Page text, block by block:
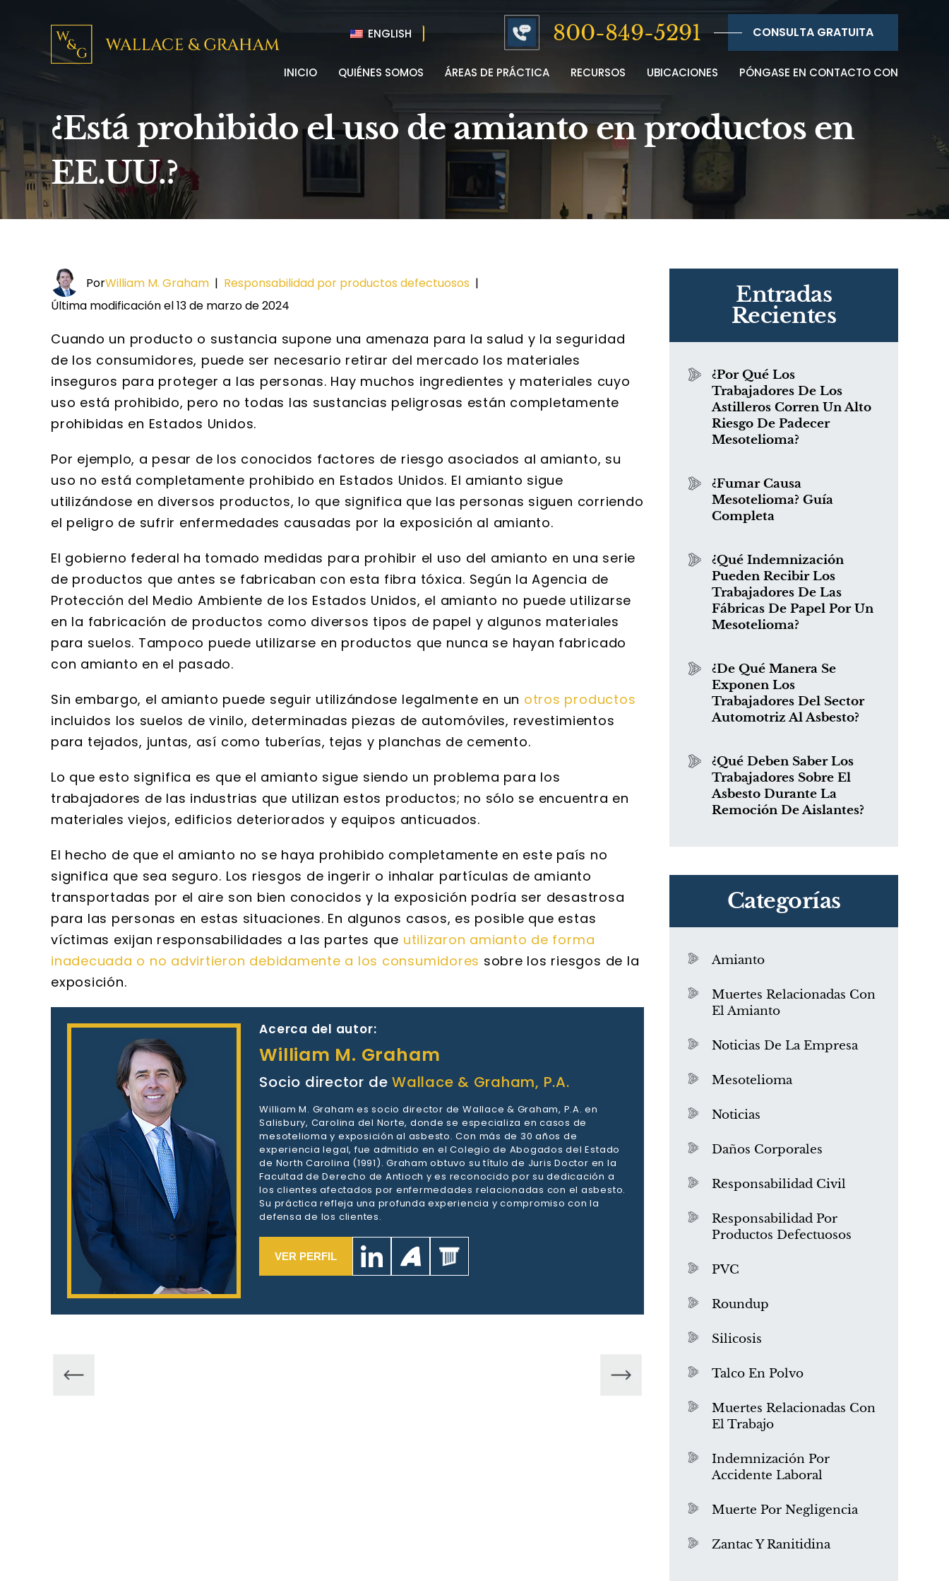
ENGLISH 800-849-5291 CONSULTA GRATUITA
INICIO QUIÉNES SOMOS ÁREAS DE PRÁCTICA RECURSOS UBICACIONES PÓNGASE EN CONTACTO CON
¿Está prohibido el uso de amianto en productos en
EE.UU.?
PorWilliam M. Graham | Responsabilidad por productos defectuosos |
Última modificación el 13 de marzo de 2024
Cuando un producto o sustancia supone una amenaza para la salud y la seguridad
de los consumidores, puede ser necesario retirar del mercado los materiales
inseguros para proteger a las personas. Hay muchos ingredientes y materiales cuyo
uso está prohibido, pero no todas las sustancias peligrosas están completamente
prohibidas en Estados Unidos.
Por ejemplo, a pesar de los conocidos factores de riesgo asociados al amianto, su
uso no está completamente prohibido en Estados Unidos. El amianto sigue
utilizándose en diversos productos, lo que significa que las personas siguen corriendo
el peligro de sufrir enfermedades causadas por la exposición al amianto.
El gobierno federal ha tomado medidas para prohibir el uso del amianto en una serie
de productos que antes se fabricaban con esta fibra tóxica. Según la Agencia de
Protección del Medio Ambiente de los Estados Unidos, el amianto no puede utilizarse
en la fabricación de productos como diversos tipos de papel y algunos materiales
para suelos. Tampoco puede utilizarse en productos que nunca se hayan fabricado
con amianto en el pasado.
Sin embargo, el amianto puede seguir utilizándose legalmente en un otros productos
incluidos los suelos de vinilo, determinadas piezas de automóviles, revestimientos
para tejados, juntas, así como tuberías, tejas y planchas de cemento.
Lo que esto significa es que el amianto sigue siendo un problema para los
trabajadores de las industrias que utilizan estos productos; no sólo se encuentra en
materiales viejos, edificios deteriorados y equipos anticuados.
El hecho de que el amianto no se haya prohibido completamente en este país no
significa que sea seguro. Los riesgos de ingerir o inhalar partículas de amianto
transportadas por el aire son bien conocidos y la exposición podría ser desastrosa
para las personas en estas situaciones. En algunos casos, es posible que estas
víctimas exijan responsabilidades a las partes que utilizaron amianto de forma
inadecuada o no advirtieron debidamente a los consumidores sobre los riesgos de la
exposición.
Acerca del autor:
William M. Graham
Socio director deWallace & Graham, P.A.
William M. Graham es socio director de Wallace & Graham, P.A. en
Salisbury, Carolina del Norte, donde se especializa en casos de
mesotelioma y exposición al asbesto. Con más de 30 años de
experiencia legal, fue admitido en el Colegio de Abogados del Estado
de North Carolina (1991). Graham obtuvo su título de Juris Doctor en la
Facultad de Derecho de Antioch y es reconocido por su dedicación a
los clientes afectados por enfermedades relacionadas con el asbesto.
Su práctica refleja una profunda experiencia y compromiso con la
defensa de los clientes.
VER PERFIL
Entradas
Recientes
¿Por Qué Los
Trabajadores De Los
Astilleros Corren Un Alto
Riesgo De Padecer
Mesotelioma?
¿Fumar Causa
Mesotelioma? Guía
Completa
¿Qué Indemnización
Pueden Recibir Los
Trabajadores De Las
Fábricas De Papel Por Un
Mesotelioma?
¿De Qué Manera Se
Exponen Los
Trabajadores Del Sector
Automotriz Al Asbesto?
¿Qué Deben Saber Los
Trabajadores Sobre El
Asbesto Durante La
Remoción De Aislantes?
Categorías
Amianto
Muertes Relacionadas Con
El Amianto
Noticias De La Empresa
Mesotelioma
Noticias
Daños Corporales
Responsabilidad Civil
Responsabilidad Por
Productos Defectuosos
PVC
Roundup
Silicosis
Talco En Polvo
Muertes Relacionadas Con
El Trabajo
Indemnización Por
Accidente Laboral
Muerte Por Negligencia
Zantac Y Ranitidina
¿Qué es el mesotelioma?